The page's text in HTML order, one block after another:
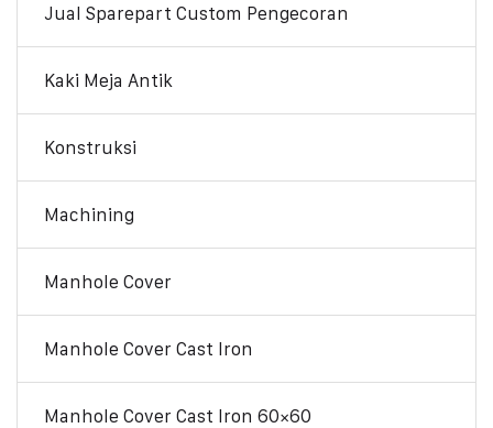
Jual Sparepart Custom Pengecoran
Kaki Meja Antik
Konstruksi
Machining
Manhole Cover
Manhole Cover Cast Iron
Manhole Cover Cast Iron 60×60